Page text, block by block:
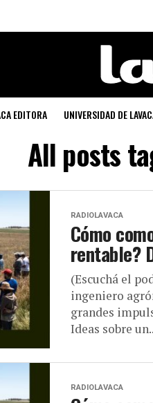
EDITORA UNIVERSIDAD DE
All posts
RADIOLAVACA
Cómo
rentable?
(Escuchá el
ingeniero
grandes
Ideas sobre
RADIOLAVACA